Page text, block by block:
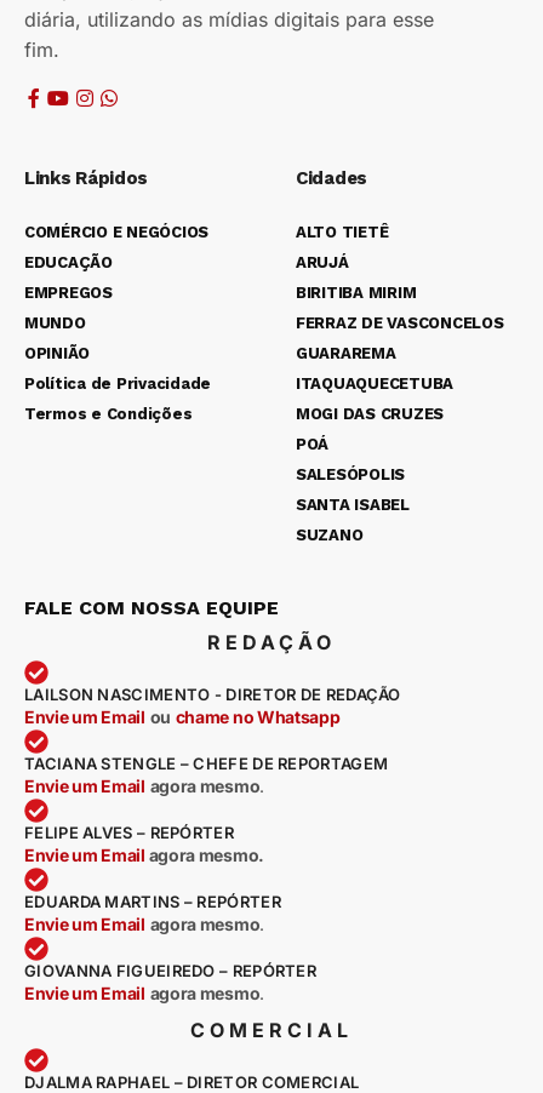
diária, utilizando as mídias digitais para esse
fim.
Links Rápidos
COMÉRCIO E NEGÓCIOS
EDUCAÇÃO
EMPREGOS
MUNDO
OPINIÃO
Política de Privacidade
Termos e Condições
Cidades
ALTO TIETÊ
ARUJÁ
BIRITIBA MIRIM
FERRAZ DE VASCONCELOS
GUARAREMA
ITAQUAQUECETUBA
MOGI DAS CRUZES
POÁ
SALESÓPOLIS
SANTA ISABEL
SUZANO
FALE COM NOSSA EQUIPE
REDAÇÃO
LAILSON NASCIMENTO - DIRETOR DE REDAÇÃO
Envie um Email ou chame no Whatsapp
TACIANA STENGLE – CHEFE DE REPORTAGEM
Envie um Email agora mesmo.
FELIPE ALVES – REPÓRTER
Envie um Email agora mesmo.
EDUARDA MARTINS – REPÓRTER
Envie um Email agora mesmo.
GIOVANNA FIGUEIREDO – REPÓRTER
Envie um Email agora mesmo.
COMERCIAL
DJALMA RAPHAEL – DIRETOR COMERCIAL